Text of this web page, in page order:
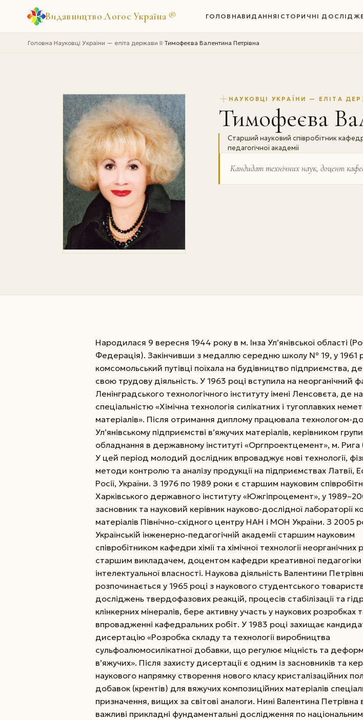
Видавництво Логос Україна ® ГОЛОВНАВИДАННЯ ІСТОРИЧНІ
Головна›Науковці України — еліта держави II›Тимофеєва Валентина Петрівна
НАУКОВЦІ УКРАЇНИ — ЕЛІТА
Тимофеєва
Старший науковий співробітник
педагогічної академії
Кандидат технічних наук, доцент
Народилася 9 вересня 1944 року в м. Інза Ул’янівської області
Федерація). Закінчивши з медаллю середню школу № 19, у 1961
комсомольський путівці поїхала на будівництво підприємства,
свою трудову діяльність. У 1963 році вступила на неорганічний
Ленінградського технологічного інституту імені Ленсовєта, де
спеціальністю «Хімічна технологія силікатних і тугоплавких
матеріалів». Після отримання дип­лому працювала технологом-
Ул’янівському підприємстві в’яжучих матеріалів, керівником
обладнання в державному інституті «Оргпроектцемент», м. Рига
У цей період молодий дослідник впроваджує нові технології,
методи контролю та аналізу продукції на підприємствах Латвії,
Росії, України. З 1976 по 1989 роки є старшим науковим
Харківського державного інституту «Южгіп­роцемент», у
засновник та ­науковий керівник науково-дослідної лабора­торії
матеріалів Північно-східного центру НАН і МОН України. З 2005
Українській інженерно-педагогіч­ній академії старшим науковим
співробітником кафедри хімії та хімічної технології неорганічних
старшим викладачем, доцентом кафед­ри креативної педагогіки
інтелектуальної власності. Наукова діяльність Валентини
розпочинається у 1965 році з наукового студентського
досліджень твердофазових реакцій, процесів стабілізації та
клінкерних мінералів, бере активну участь у наукових розробках
впровадженні кафедральних робіт. У 1983 році захищає
дисертацію «Розробка складу та технології виробництва
сульфоалюмосилікатної добавки, що регулює міцність та
в’яжучих». Після захисту дисертації є одним із засновників та
наукового напрямку створення нового класу кристалізаційних
добавок (крентів) для вяжучих композиційних матеріалів
призначення, вищих за світові аналоги. Нині Валентина Петрівна
важливі прикладні фундаментальні дослідження по